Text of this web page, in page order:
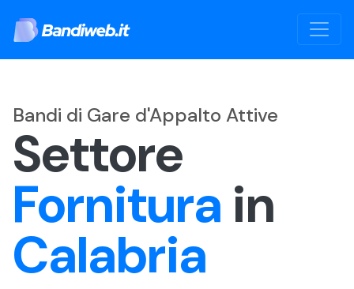
Bandi di Gare d'Appalto Attive
Settore
Fornitura in
Calabria